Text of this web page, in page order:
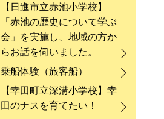
【日進市立赤池小学校】
「赤池の歴史について学ぶ
会」を実施し、地域の方か
らお話を伺いました。
乗船体験（旅客船）
【幸田町立深溝小学校】幸
田のナスを育てたい！